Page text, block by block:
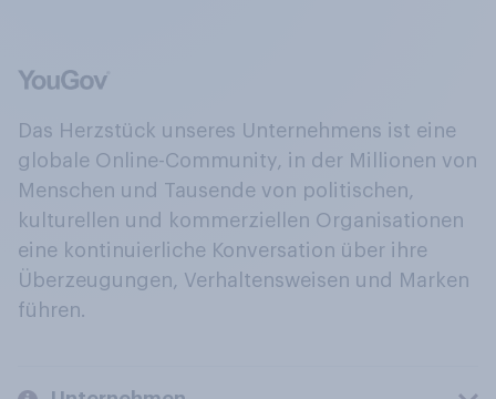
Das Herzstück unseres Unternehmens ist eine
globale Online-Community, in der Millionen von
Menschen und Tausende von politischen,
kulturellen und kommerziellen Organisationen
eine kontinuierliche Konversation über ihre
Überzeugungen, Verhaltensweisen und Marken
führen.